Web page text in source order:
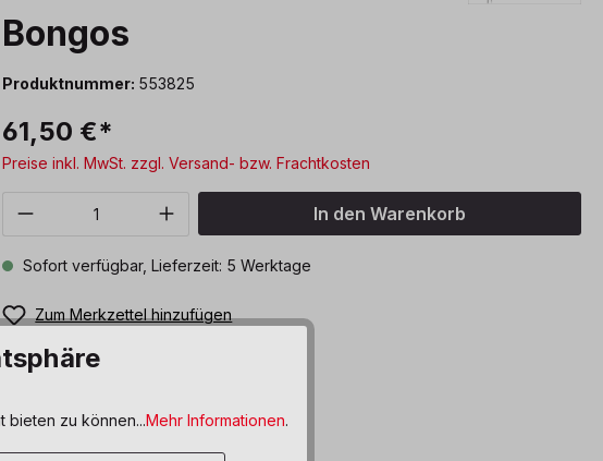
Bongos
Produktnummer: 553825
61,50 €*
Preise inkl. MwSt. zzgl. Versand- bzw. Frachtkosten
Produkt Anzahl: Gib den gewünschten Wert
In den Warenkorb
Sofort verfügbar, Lieferzeit: 5 Werktage
Zum Merkzettel hinzufügen
bieten zu können...Mehr Informationen.